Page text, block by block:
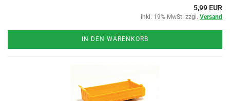
5,99 EUR
inkl. 19% MwSt. zzgl. Versand
IN DEN WARENKORB